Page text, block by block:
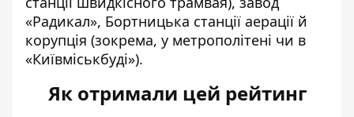
«Радикал», Бортницька станції аерації й
корупція (зокрема, у метрополітені чи в
«Київміськбуді»).
Як отримали цей рейтинг